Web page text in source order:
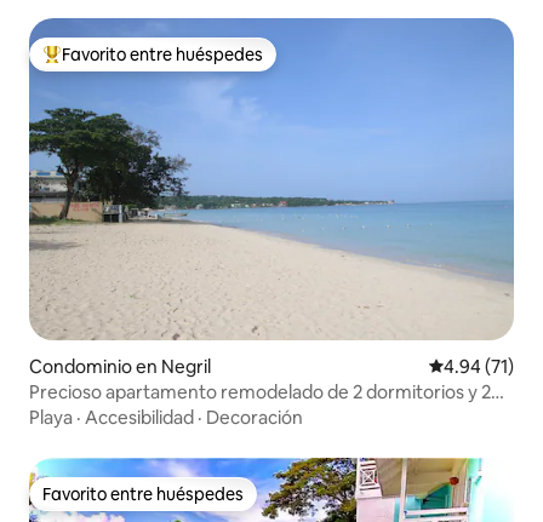
De los mejores en Favorito entre huéspedes
Favorito entre huéspedes
Condominio en Negril Calificación
4.94 (71)
Precioso apartamento remodelado de 2 dormitorios y 2
baños frente a la playa
Playa · Accesibilidad · Decoración
Favorito entre huéspedes
Favorito entre huéspedes